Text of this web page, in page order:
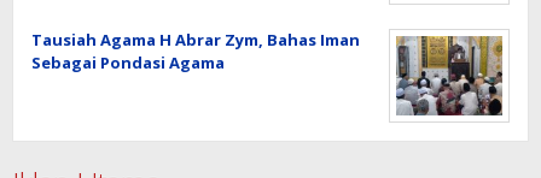
Tausiah Agama H Abrar Zym, Bahas Iman
Sebagai Pondasi Agama